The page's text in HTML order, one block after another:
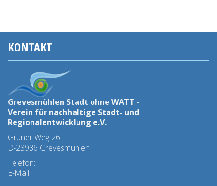
KONTAKT
Grevesmühlen Stadt ohne WATT -
Verein für nachhaltige Stadt- und
Regionalentwicklung e.V.
Grüner Weg 26
D-23936 Grevesmühlen
Telefon:
E-Mail: